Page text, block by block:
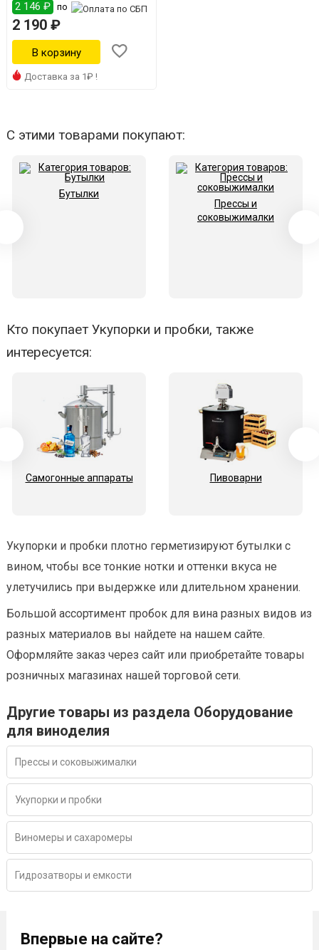
2 146 ₽ по
2 190 ₽
Доставка за 1₽ !
С этими товарами покупают:
Бутылки
Прессы и
соковыжималки
Кто покупает Укупорки и пробки, также
интересуется:
Самогонные аппараты Пивоварни
Укупорки и пробки плотно герметизируют бутылки с
вином, чтобы все тонкие нотки и оттенки вкуса не
улетучились при выдержке или длительном хранении.
Большой ассортимент пробок для вина разных видов из
разных материалов вы найдете на нашем сайте.
Оформляйте заказ через сайт или приобретайте товары
розничных магазинах нашей торговой сети.
Другие товары из раздела Оборудование
для виноделия
Прессы и соковыжималки
Укупорки и пробки
Виномеры и сахаромеры
Гидрозатворы и емкости
Впервые на сайте?